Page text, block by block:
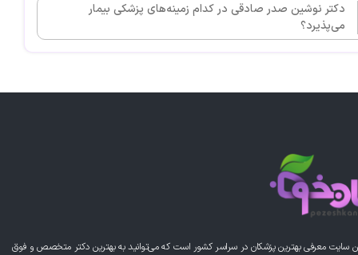
دکتر نوشین صدر صادقی در کدام زمینه‌های پزشکی بیمار
می‌پذیرد؟
سایت معرفی بهترین پزشکان در سراسر کشور است که می‌توانید به بهترین دکتر متخصص و فوق